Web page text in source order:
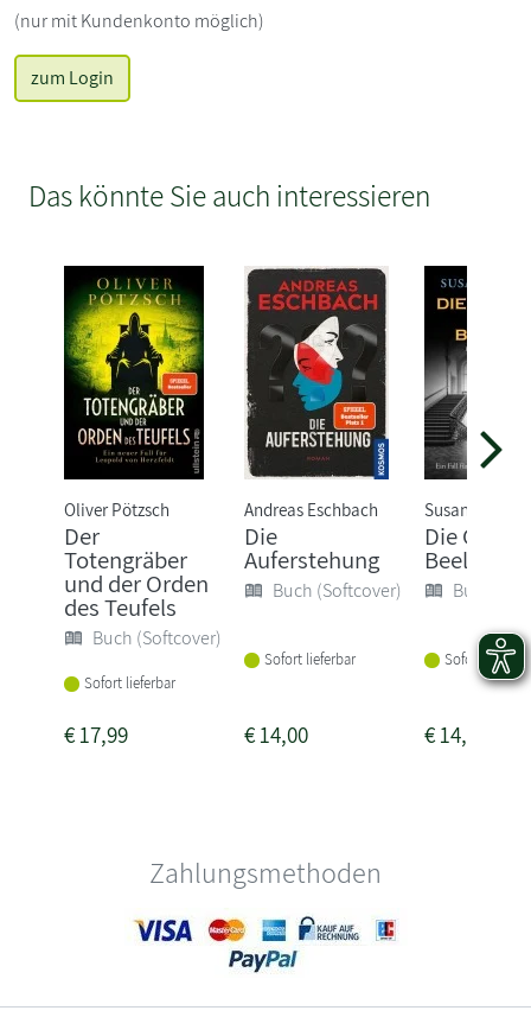
(nur mit Kundenkonto möglich)
zum Login
Das könnte Sie auch interessieren
Oliver Pötzsch
Der
Totengräber
und der Orden
des Teufels
Buch (Softcover)
Sofort lieferbar
€17,99
Andreas Eschbach
Die
Auferstehung
Buch (Softcover)
Sofort lieferbar
€14,00
Susanne Goga
Die
Beelitz
Buch
Sofort
€14,00
Zahlungsmethoden